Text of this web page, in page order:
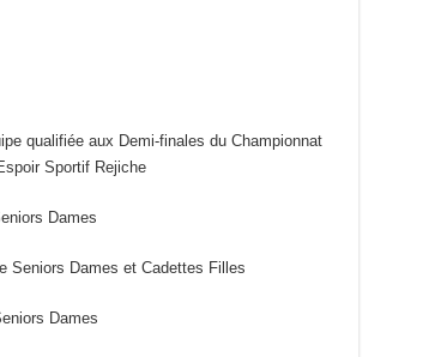
qualifiée aux Demi-finales du Championnat
Sportif Rejiche
Dames
Seniors Dames et Cadettes Filles
Dames